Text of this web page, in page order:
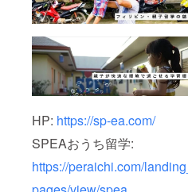
HP: https://sp-ea.com/
SPEAおうち留学:
https://peraichi.com/landing_